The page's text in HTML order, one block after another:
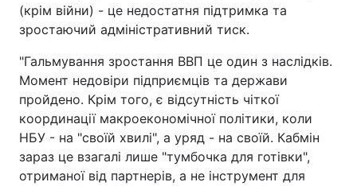
(крім війни) - це недостатня підтримка та
зростаючий адміністративний тиск.
"Гальмування зростання ВВП це один з наслідків.
Момент недовіри підприємців та держави
пройдено. Крім того, є відсутність чіткої
координації макроекономічної політики, коли
НБУ - на "своїй хвилі", а уряд - на своїй. Кабмін
зараз це взагалі лише "тумбочка для готівки",
отриманої від партнерів, а не інструмент для